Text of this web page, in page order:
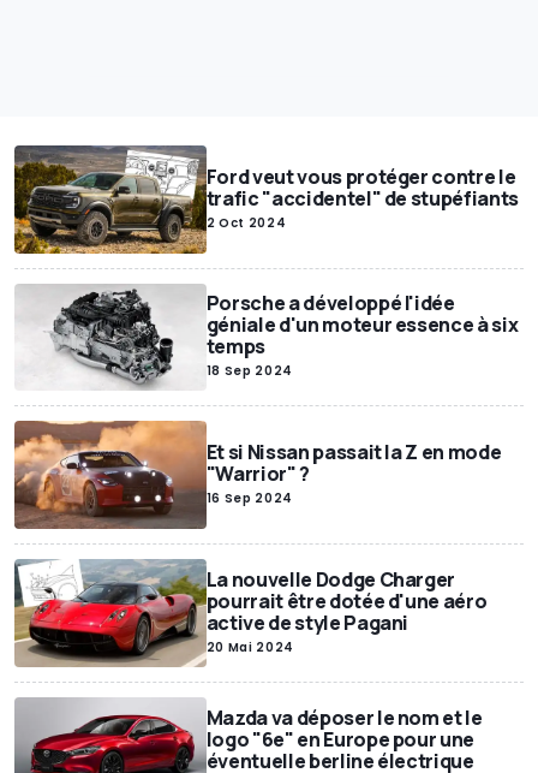
Ford veut vous protéger contre le
trafic "accidentel" de stupéfiants
2 Oct 2024
Porsche a développé l'idée
géniale d'un moteur essence à six
temps
18 Sep 2024
Et si Nissan passait la Z en mode
"Warrior" ?
16 Sep 2024
La nouvelle Dodge Charger
pourrait être dotée d'une aéro
active de style Pagani
20 Mai 2024
Mazda va déposer le nom et le
logo "6e" en Europe pour une
éventuelle berline électrique